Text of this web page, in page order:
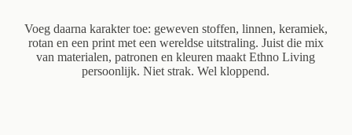
Voeg daarna karakter toe: geweven stoffen, linnen, keramiek,
rotan en een print met een wereldse uitstraling. Juist die mix
van materialen, patronen en kleuren maakt Ethno Living
persoonlijk. Niet strak. Wel kloppend.